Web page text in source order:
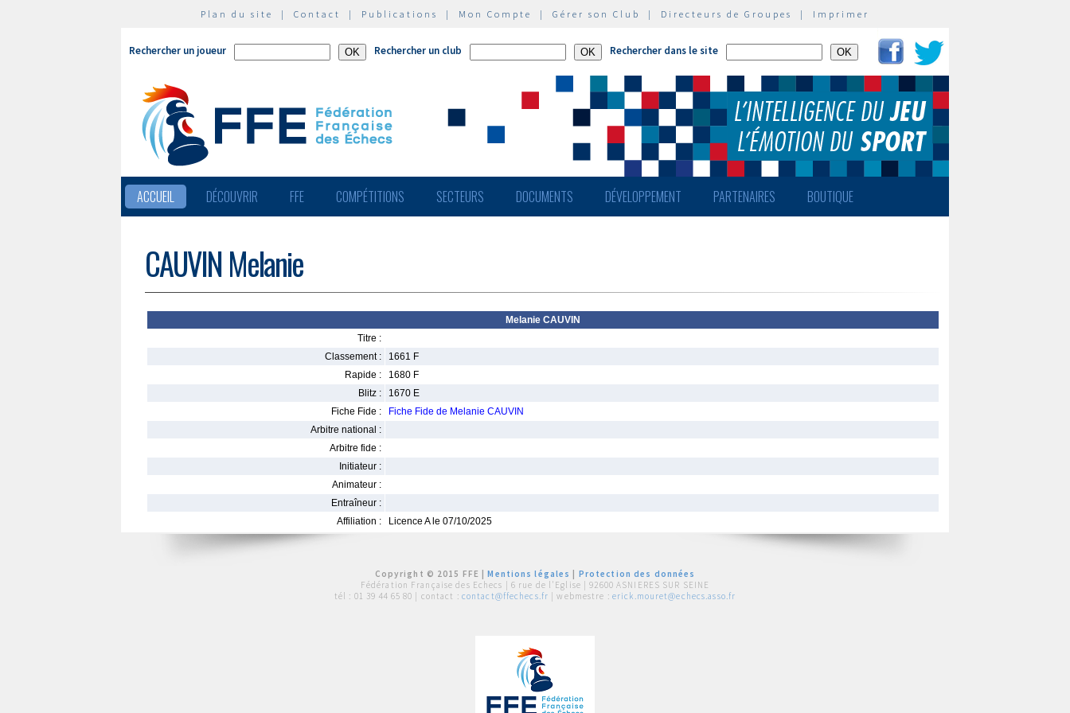
Plan du site | Contact | Publications | Mon Compte | Gérer son Club | Directeurs de Groupes | Imprimer
Rechercher un joueur Rechercher un club Rechercher dans le site
ACCUEIL DÉCOUVRIR FFE COMPÉTITIONS SECTEURS DOCUMENTS DÉVELOPPEMENT PARTENAIRES BOUTIQUE
CAUVIN Melanie
Melanie CAUVIN
Titre :
Classement :
1661 F
Rapide :
1680 F
Blitz :
1670 E
Fiche Fide :
Fiche Fide de Melanie CAUVIN
Arbitre national :
Arbitre fide :
Initiateur :
Animateur :
Entraîneur :
Affiliation :
Licence A le 07/10/2025
Copyright © 2015 FFE |Mentions légales
Protection des données
Fédération Française des Echecs | 6 rue de l'Eglise | 92600 ASNIERES SUR SEINE
tél : 01 39 44 65 80 | contact : contact@ffechecs.fr | webmestre : erick.mouret@echecs.asso.fr